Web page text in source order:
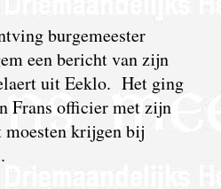
burgemeester
een bericht van zijn
uit Eeklo. Het ging
Frans officier met zijn
krijgen bij